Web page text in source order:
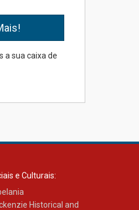
seus
o PAS antes
Médio
a sua caixa de
e Culturais:
Historical and